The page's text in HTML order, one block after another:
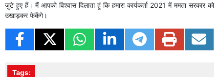
जुटे हुए हैं। मैं आपको विश्वास दिलाता हूं कि हमारा कार्यकर्ता 2021 में ममता सरकार को
उखाड़कर फेकेंगे।
Tags: